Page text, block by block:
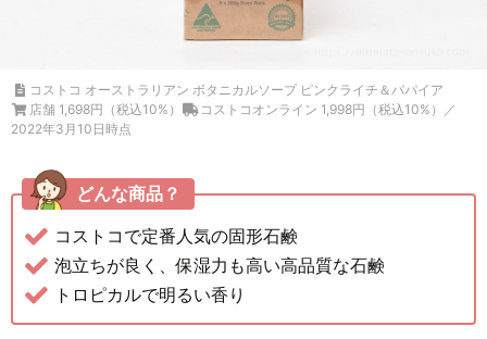
コストコ オーストラリアン ボタニカルソープ ピンクライチ＆パパイア
店舗 1,698円（税込10%）
コストコオンライン 1,998円（税込10%）／
2022年3月10日時点
どんな商品？
コストコで定番人気の固形石鹸
泡立ちが良く、保湿力も高い高品質な石鹸
トロピカルで明るい香り